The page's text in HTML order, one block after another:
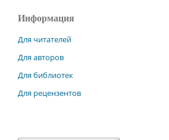
Информация
Для читателей
Для авторов
Для библиотек
Для рецензентов